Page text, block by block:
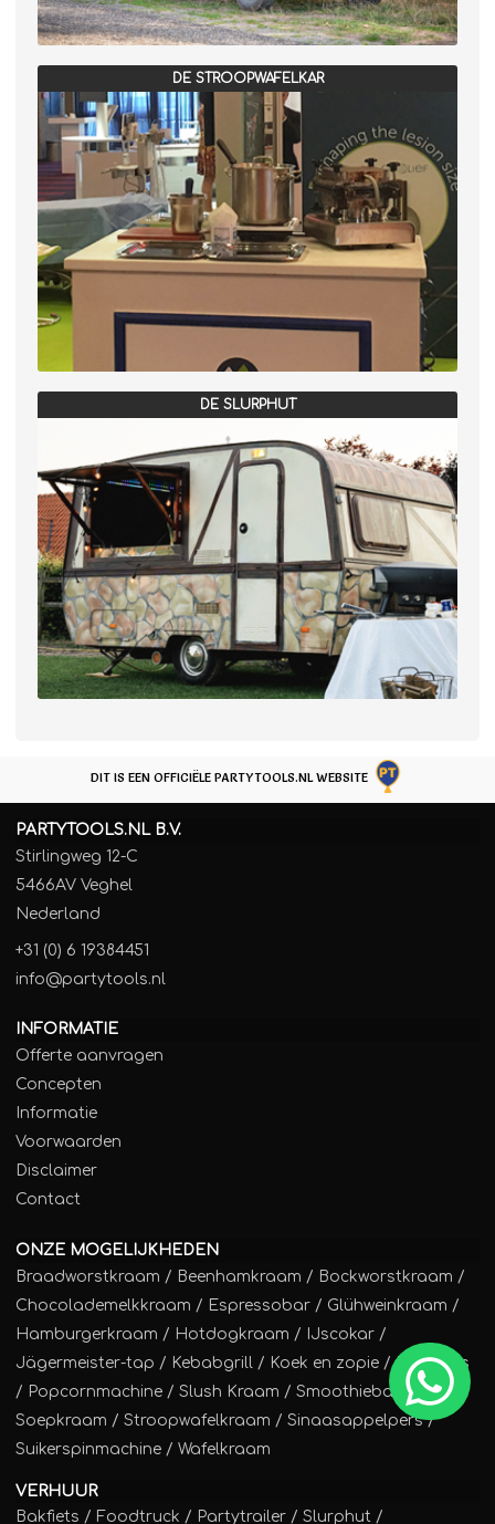
DE STROOPWAFELKAR
DE SLURPHUT
DIT IS EEN OFFICIËLE PARTYTOOLS.NL WEBSITE
PARTYTOOLS.NL B.V.
Stirlingweg 12-C
5466AV Veghel
Nederland
+31 (0) 6 19384451
info@partytools.nl
INFORMATIE
Offerte aanvragen
Concepten
Informatie
Voorwaarden
Disclaimer
Contact
ONZE MOGELIJKHEDEN
Braadworstkraam / Beenhamkraam / Bockworstkraam /
Chocolademelkkraam / Espressobar / Glühweinkraam /
Hamburgerkraam / Hotdogkraam / IJscokar /
Jägermeister-tap / Kebabgrill / Koek en zopie /Poffertjes
/ Popcornmachine / Slush Kraam / Smoothiebar
/
Soepkraam / Stroopwafelkraam / Sinaasappelpers/
Suikerspinmachine / Wafelkraam
VERHUUR
Bakfiets / Foodtruck / Partytrailer / Slurphut /